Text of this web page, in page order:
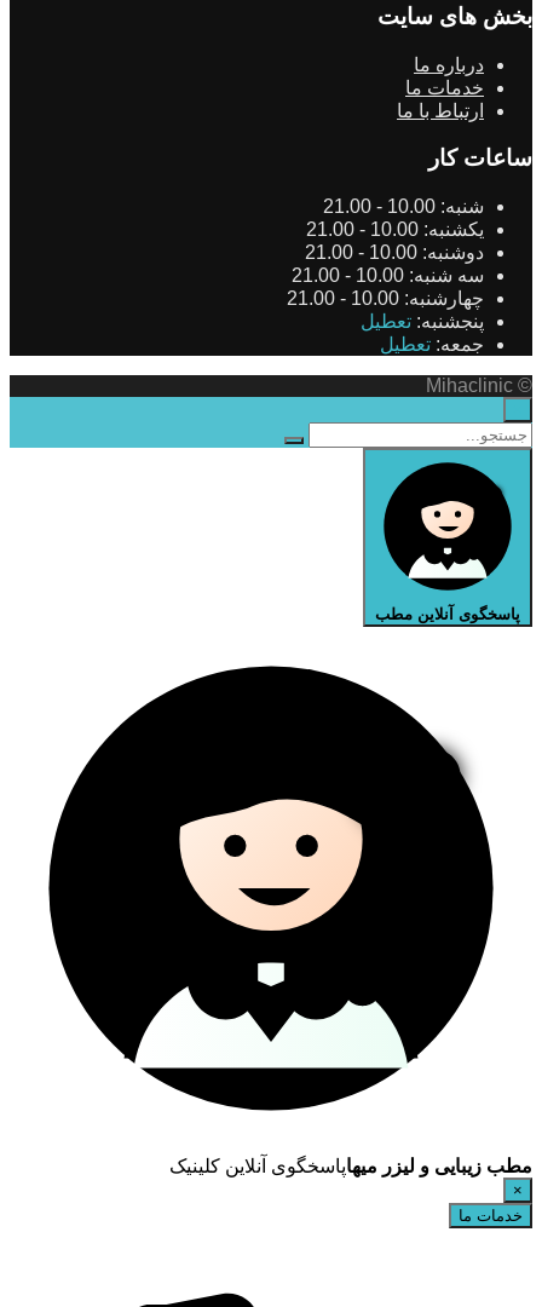
بخش های سایت
درباره ما
خدمات ما
ارتباط با ما
ساعات کار
شنبه: 10.00 - 21.00
یکشنبه: 10.00 - 21.00
دوشنبه: 10.00 - 21.00
سه شنبه: 10.00 - 21.00
چهارشنبه: 10.00 - 21.00
پنجشنبه: تعطیل
جمعه: تعطیل
© Mihaclinic
پاسخگوی آنلاین مطب
مطب زیبایی و لیزر میهاپاسخگوی آنلاین کلینیک
×
خدمات ما